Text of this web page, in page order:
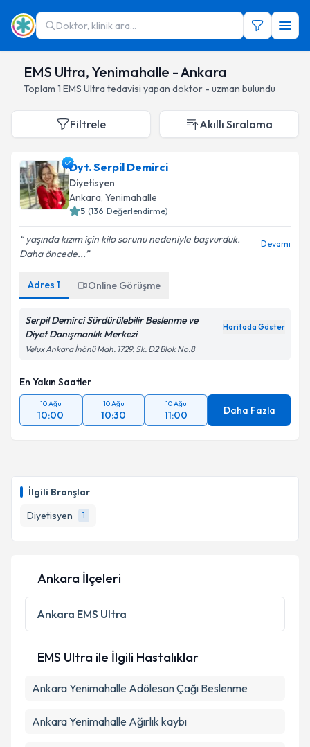
Doktor, klinik ara...
EMS Ultra, Yenimahalle - Ankara
Toplam 1 EMS Ultra tedavisi yapan doktor - uzman bulundu
İlgili Branşlar
Diyetisyen
1
Filtrele Akıllı Sıralama
Dyt. Serpil Demirci
Diyetisyen
Ankara, Yenimahalle
5 (136 Değerlendirme)
yaşında kızım için kilo sorunu nedeniyle başvurduk.
Daha öncede...
Devamı
Adres 1 Online Görüşme
Serpil Demirci Sürdürülebilir Beslenme ve
Diyet Danışmanlık Merkezi
Haritada Göster
Velux Ankara İnönü Mah. 1729. Sk. D2 Blok No:8
En Yakın Saatler
10 Ağu
10:00
10 Ağu
10:30
10 Ağu
11:00 Daha Fazla
Ankara İlçeleri
Ankara EMS Ultra
EMS Ultra ile İlgili Hastalıklar
Ankara Yenimahalle Adölesan Çağı Beslenme
Ankara Yenimahalle Ağırlık kaybı